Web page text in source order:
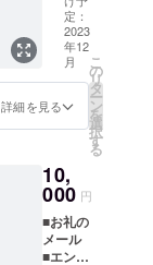
ませ
ん。
(注)誰の
サイン
かは選
べませ
Dはサイ
ンを入
れる為
にシュ
リンク
を外し
ます。
レット
(自筆サ
イン入
り) ︎︎︎︎■シ
ンガロ
ンパ
レード
CD(ク
ン限定
ジャ
ケット/
自筆サ
イン入
り) (注)
定：
2023
年12
月
詳細を見る
こ
の
リ
タ
ー
ン
を
選
択
す
る
10,
000 円
■お礼の
メール
■エンド